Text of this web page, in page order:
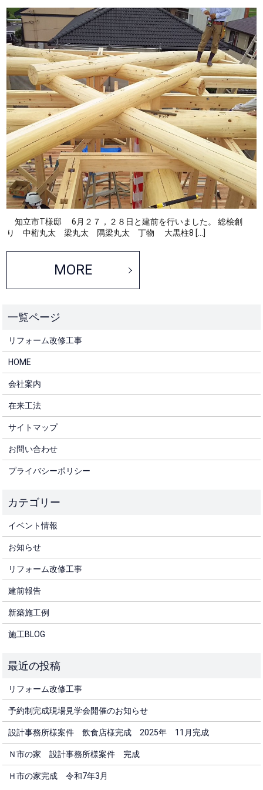
知立市T様邸 6月２７，２８日と建前を行いました。 総桧創
り 中桁丸太 梁丸太 隅梁丸太 丁物 大黒柱8 […]
MORE
リフォーム改修工事
HOME
会社案内
在来工法
サイトマップ
お問い合わせ
プライバシーポリシー
イベント情報
お知らせ
リフォーム改修工事
建前報告
新築施工例
施工BLOG
リフォーム改修工事
予約制完成現場見学会開催のお知らせ
設計事務所様案件 飲食店様完成 2025年 11月完成
Ｎ市の家 設計事務所様案件 完成
Ｈ市の家完成 令和7年3月